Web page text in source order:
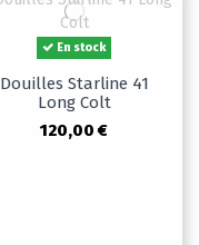
En stock
Douilles Starline 41
Long Colt
120,00 €